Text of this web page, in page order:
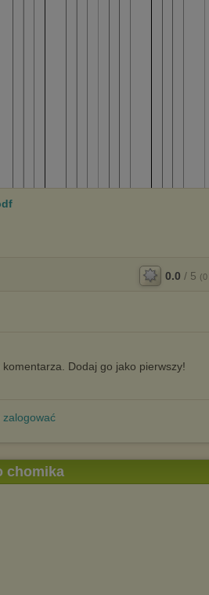
0.0 / 5 (0
Dodaj go jako pierwszy!
zalogować
chomika